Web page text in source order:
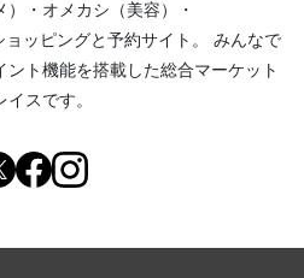
・ オメカシ（美容）
・
ョッピングと予約サイト。
みんなで
ント機能を搭載した総合マーケット
イスです。